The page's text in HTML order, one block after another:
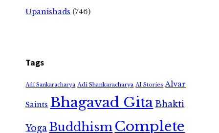
Upanishads (746)
Tags
Adi Sankaracharya Adi Shankaracharya AI Stories Alvar
Saints Bhagavad GitaBhakti
Yoga Buddhism Complete